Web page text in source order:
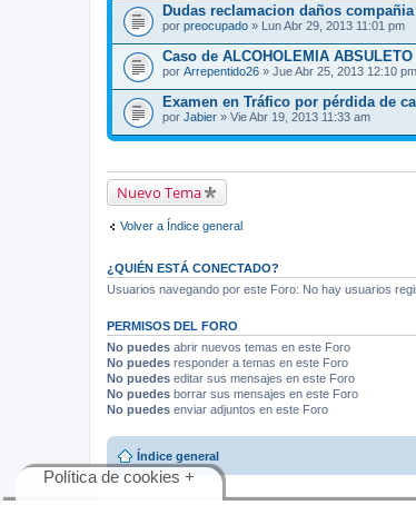
Dudas reclamacion daños
por preocupado » Lun Abr 29, 2013 11:01 pm
Caso de ALCOHOLEMIA
por Arrepentido26 » Jue Abr 25, 2013 12:10 pm
Examen en Tráfico por pérdida de
por Jabier » Vie Abr 19, 2013 11:33 am
Nuevo Tema
Volver a Índice general
¿QUIÉN ESTÁ CONECTADO?
Usuarios navegando por este Foro: No hay usuarios
PERMISOS DEL FORO
No puedes abrir nuevos temas en este Foro
No puedes responder a temas en este Foro
No puedes editar sus mensajes en este Foro
No puedes borrar sus mensajes en este Foro
No puedes enviar adjuntos en este Foro
Índice general
Política de cookies +